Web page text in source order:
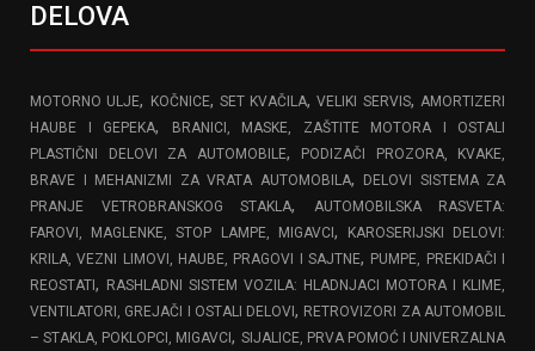
DELOVA
MOTORNO ULJE, KOČNICE, SET KVAČILA,VELIKI SERVIS,AMORTIZERI
HAUBE I GEPEKA,
BRANICI, MASKE, ZAŠTITE MOTORA I OSTALI
PLASTIČNI DELOVI ZA AUTOMOBILE,
PODIZAČI PROZORA, KVAKE,
BRAVE I MEHANIZMI ZA VRATA AUTOMOBILA,
DELOVI SISTEMA ZA
PRANJE VETROBRANSKOG STAKLA,
AUTOMOBILSKA RASVETA:
FAROVI, MAGLENKE, STOP LAMPE, MIGAVCI ,
KAROSERIJSKI DELOVI:
KRILA, VEZNI LIMOVI, HAUBE, PRAGOVI I SAJTNE, PUMPE, PREKIDAČI I
REOSTATI ,
RASHLADNI SISTEM VOZILA: HLADNJACI MOTORA I KLIME,
VENTILATORI, GREJAČI I OSTALI DELOVI, RETROVIZORI ZA AUTOMOBIL
– STAKLA, POKLOPCI, MIGAVCI, SIJALICE, PRVA POMOĆ I UNIVERZALNA